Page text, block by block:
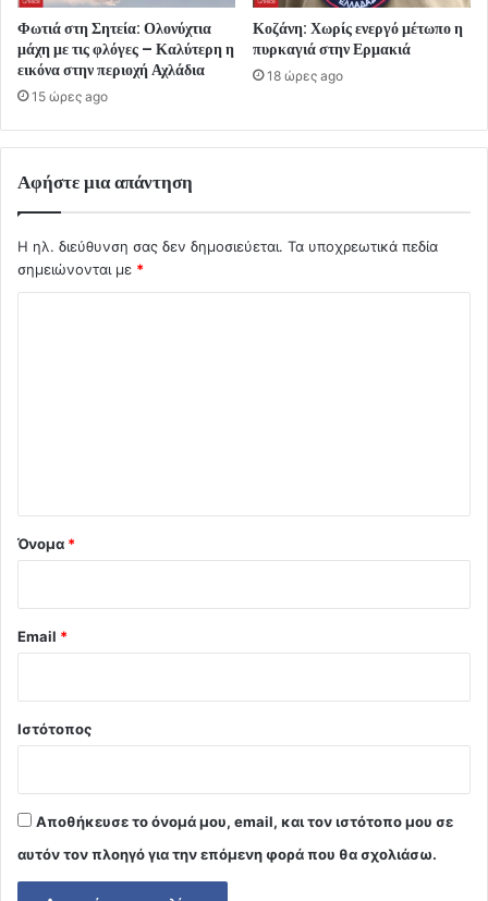
Φωτιά στη Σητεία: Ολονύχτια
μάχη με τις φλόγες – Καλύτερη η
εικόνα στην περιοχή Αχλάδια
15 ώρες ago
Κοζάνη: Χωρίς ενεργό μέτωπο η
πυρκαγιά στην Ερμακιά
18 ώρες ago
Αφήστε μια απάντηση
Η ηλ. διεύθυνση σας δεν δημοσιεύεται. Τα υποχρεωτικά πεδία
σημειώνονται με *
Όνομα *
Email *
Ιστότοπος
Αποθήκευσε το όνομά μου, email, και τον ιστότοπο μου σε
αυτόν τον πλοηγό για την επόμενη φορά που θα σχολιάσω.